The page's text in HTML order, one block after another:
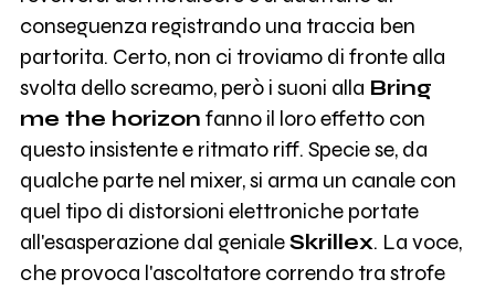
conseguenza registrando una traccia ben
partorita. Certo, non ci troviamo di fronte alla
svolta dello screamo, però i suoni alla Bring
me the horizon fanno il loro effetto con
questo insistente e ritmato riff. Specie se, da
qualche parte nel mixer, si arma un canale con
quel tipo di distorsioni elettroniche portate
all'esasperazione dal genialeSkrillex. La voce,
che provoca l'ascoltatore correndo tra strofe